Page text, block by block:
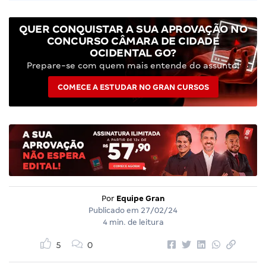
QUER CONQUISTAR A SUA APROVAÇÃO NO
CONCURSO CÂMARA DE CIDADE
OCIDENTAL GO?
Prepare-se com quem mais entende do assunto!
COMECE A ESTUDAR NO GRAN CURSOS
Por Equipe Gran
Publicado em 27/02/24
4 min. de leitura
5 0